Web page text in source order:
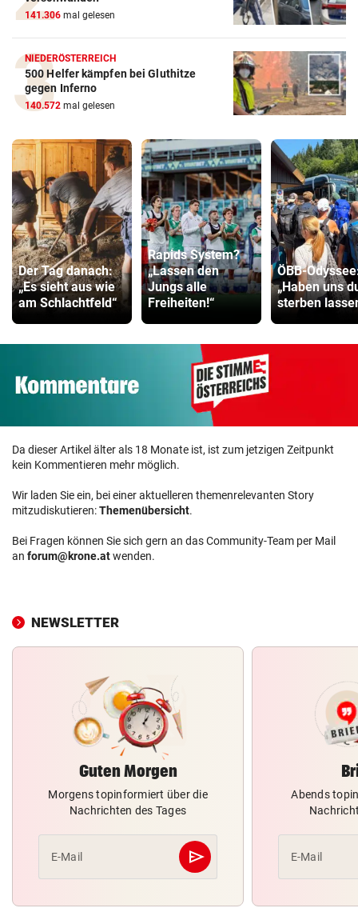
141.306 mal gelesen
NIEDERÖSTERREICH
500 Helfer kämpfen bei Gluthitze
gegen Inferno
140.572 mal gelesen
Der Tag danach:
„Es sieht aus wie
am Schlachtfeld“
Rapids System?
„Lassen den
Jungs alle
Freiheiten!“
ÖBB-
„Haben uns
sterben
Da dieser Artikel älter als 18 Monate ist, ist zum jetzigen Zeitpunkt
kein Kommentieren mehr möglich.
Wir laden Sie ein, bei einer aktuelleren themenrelevanten Story
mitzudiskutieren:Themenübersicht.
Bei Fragen können Sie sich gern an das Community-Team per Mail
an forum@krone.atwenden.
NEWSLETTER
Guten Morgen
Morgens topinformiert über die
Nachrichten des Tages
E-Mail send
Abschicken
Abends
E-Mail